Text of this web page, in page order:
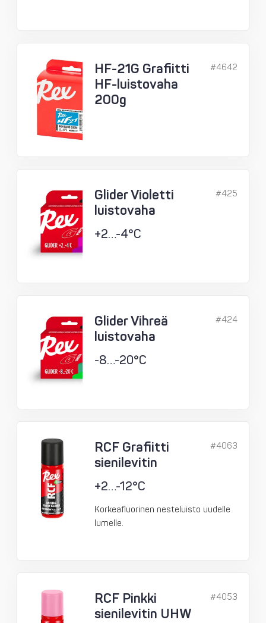
HF-21G Grafiitti
HF-luistovaha
200g
#4642
Glider Violetti
luistovaha
+2…-4°C
#425
Glider Vihreä
luistovaha
-8…-20°C
#424
RCF Grafiitti
sienilevitin
+2…-12°C
Korkeafluorinen nesteluisto uudelle
lumelle.
#4063
RCF Pinkki
sienilevitin UHW
#4053